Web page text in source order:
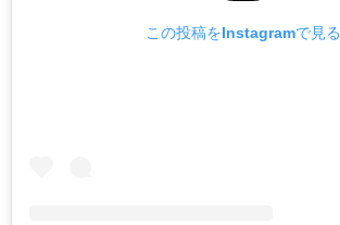
この投稿をInstagramで見る